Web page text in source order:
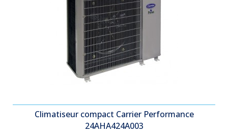
Climatiseur compact Carrier Performance
24AHA424A003